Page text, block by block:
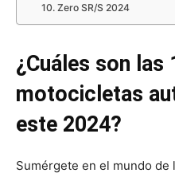
10. Zero SR/S 2024
¿Cuáles son las
motocicletas
este 2024?
Sumérgete en el mundo de